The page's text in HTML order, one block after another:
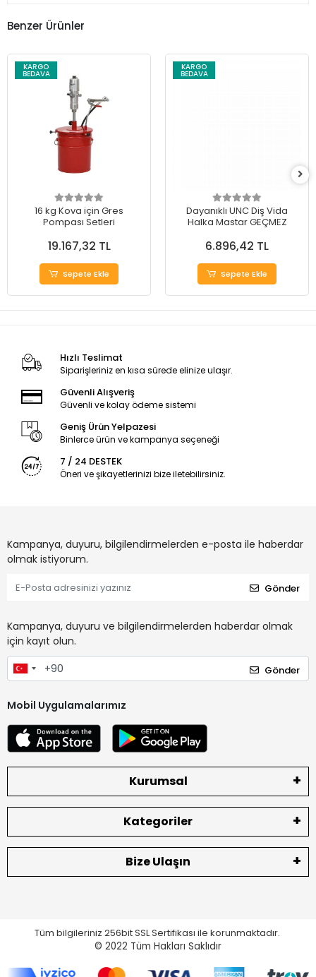
Benzer Ürünler
KARGO
BEDAVA
16 kg Kova için Gres
Pompası Setleri
19.167,32 TL
Sepete Ekle
KARGO
BEDAVA
Dayanıklı UNC Diş Vida
Halka Mastar GEÇMEZ
6.896,42 TL
Sepete Ekle
Hızlı Teslimat
Siparişleriniz en kısa sürede elinize ulaşır.
Güvenli Alışveriş
Güvenli ve kolay ödeme sistemi
Geniş Ürün Yelpazesi
Binlerce ürün ve kampanya seçeneği
7 / 24 DESTEK
Öneri ve şikayetlerinizi bize iletebilirsiniz.
Kampanya, duyuru, bilgilendirmelerden e-posta ile haberdar
olmak istiyorum.
Gönder
Kampanya, duyuru ve bilgilendirmelerden haberdar olmak
için kayıt olun.
Gönder
Mobil Uygulamalarımız
Kurumsal
Kategoriler
Bize Ulaşın
Tüm bilgileriniz 256bit SSL Sertifikası ile korunmaktadır.
© 2022 Tüm Hakları Saklıdır